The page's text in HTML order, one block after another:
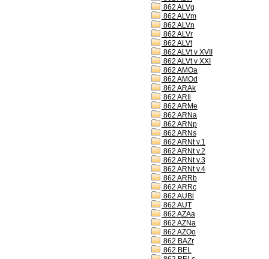
862 ALVg
862 ALVm
862 ALVn
862 ALVr
862 ALVt
862 ALVt v XVII
862 ALVt v XXI
862 AMOa
862 AMOd
862 ARAk
862 ARIl
862 ARMe
862 ARNa
862 ARNp
862 ARNs
862 ARNt v.1
862 ARNt v.2
862 ARNt v.3
862 ARNt v.4
862 ARRb
862 ARRc
862 AUBl
862 AUT
862 AZAa
862 AZNa
862 AZOo
862 BAZr
862 BEL